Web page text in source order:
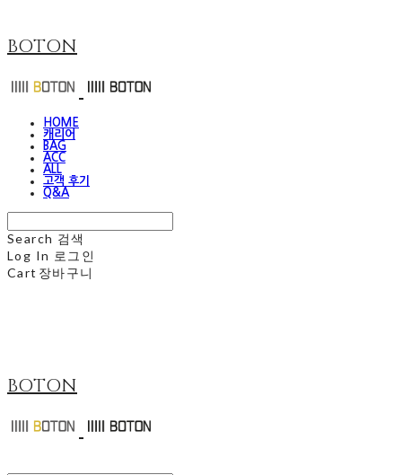
BOTON
HOME
캐리어
BAG
ACC
ALL
고객 후기
Q&A
Search 검색
Log In 로그인
Cart 장바구니
BOTON